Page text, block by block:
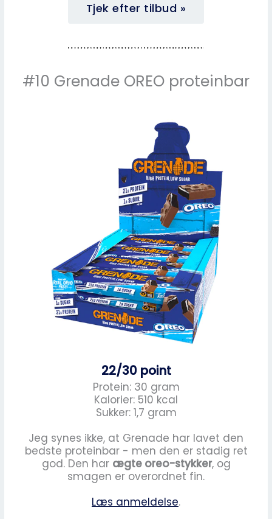
Tjek efter tilbud »
#10 Grenade OREO proteinbar
22/30 point
Protein: 30 gram
Kalorier: 510 kcal
Sukker: 1,7 gram
Jeg synes ikke, at Grenade har lavet den
bedste proteinbar - men den er stadig ret
god. Den har ægte oreo-stykker, og
smagen er overordnet fin.
Læs anmeldelse.